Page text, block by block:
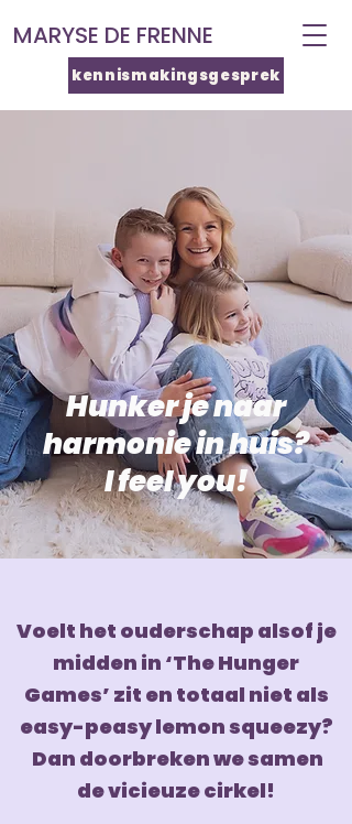
MARYSE DE FRENNE
kennismakingsgesprek
Hunker je naar
harmonie in huis?
I feel you!
Voelt het ouderschap alsof je
midden in ‘The Hunger
Games’ zit en totaal niet als
easy-peasy lemon squeezy?
Dan doorbreken we samen
de vicieuze cirkel!